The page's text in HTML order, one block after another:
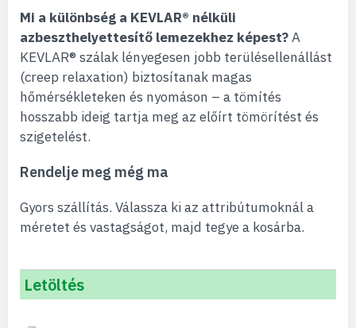
Mi a különbség a KEVLAR® nélküli
azbeszthelyettesítő lemezekhez képest?A
KEVLAR® szálak lényegesen jobb terülésellenállást
(creep relaxation) biztosítanak magas
hőmérsékleteken és nyomáson – a tömítés
hosszabb ideig tartja meg az előírt tömörítést és
szigetelést.
Rendelje meg még ma
Gyors szállítás. Válassza ki az attribútumoknál a
méretet és vastagságot, majd tegye a kosárba.
Letöltés